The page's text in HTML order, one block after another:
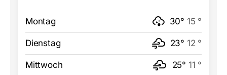
Montag 30° 15 °
Dienstag 23° 12 °
Mittwoch 25° 11 °